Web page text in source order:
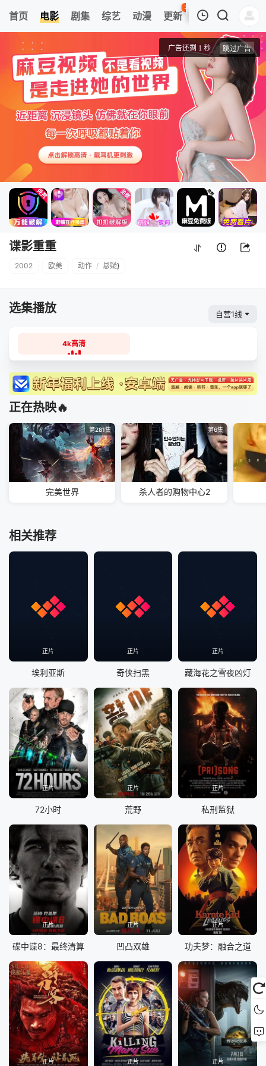
首页 电影 剧集 综艺 动漫 更新
36
热榜 APP
4k高清
谍影重重
清空
谍影重重
2002 欧美 动作 / 悬疑}
选集播放 自营1线
4k高清
正在热映🔥
第281集
完美世界
第6集
杀人者的购物中心2
相关推荐
正片
埃利亚斯
正片
奇侠扫黑
正片
藏海花之雪夜凶灯
正片
72小时
正片
荒野
正片
私刑监狱
正片
碟中谍8：最终清算
正片
凹凸双雄
正片
功夫梦：融合之道
正片 正片 正片